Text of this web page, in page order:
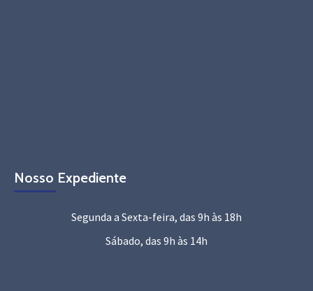
Nosso Expediente
Segunda a Sexta-feira, das 9h às 18h
Sábado, das 9h às 14h